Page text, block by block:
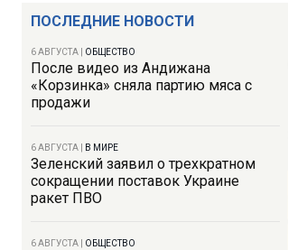
ПОСЛЕДНИЕ НОВОСТИ
6 АВГУСТА ОБЩЕСТВО
После видео из Андижана
«Корзинка» сняла партию мяса с
продажи
6 АВГУСТА В МИРЕ
Зеленский заявил о трехкратном
сокращении поставок Украине
ракет ПВО
6 АВГУСТА ОБЩЕСТВО